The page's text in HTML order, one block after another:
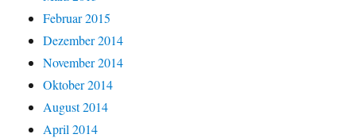
Februar 2015
Dezember 2014
November 2014
Oktober 2014
August 2014
April 2014